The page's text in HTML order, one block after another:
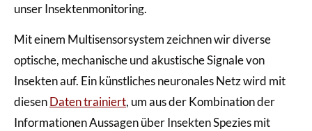
unser Insektenmonitoring.
Mit einem Multisensorsystem zeichnen wir diverse
optische, mechanische und akustische Signale von
Insekten auf. Ein künstliches neuronales Netz wird mit
diesenDaten trainiert, um aus der Kombination der
Informationen Aussagen über Insekten Spezies mit